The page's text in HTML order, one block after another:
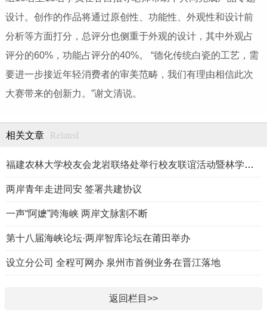
设计。创作的作品将通过原创性、功能性、外观性和设计前
分析等方面打分，总评分也侧重于外观的设计，其中外观占
评分的60%，功能占评分的40%。 “德化传统白瓷的工艺，需
要进一步接近年轻消费者的审美范畴，我们有理由相信此次
大赛带来的创新力。”谢文清说。
相关文章 Related
福建农林大学校友会龙岩联络处举行校友联谊活动暨林学、生物医药
两岸青年走进同安 签署共建协议
一声“阿嬷”跨海峡 两岸文脉割不断
第十八届海峡论坛·两岸智库论坛在莆田举办
设立分公司 全程可网办 泉州市首例业务在晋江落地
返回栏目>>